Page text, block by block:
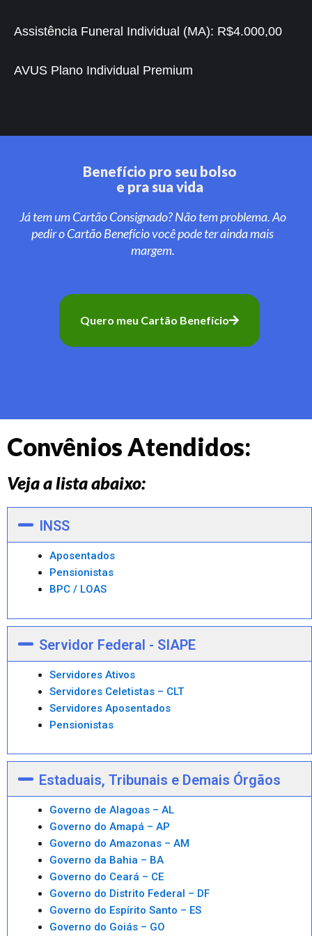
Assistência Funeral Individual (MA): R$4.000,00
AVUS Plano Individual Premium
Benefício pro seu bolso
e pra sua vida
Já tem um Cartão Consignado? Não tem problema. Ao
pedir o Cartão Benefício você pode ter ainda mais
margem.
Quero meu Cartão Benefício
Convênios Atendidos:
Veja a lista abaixo:
INSS
Aposentados
Pensionistas
BPC / LOAS
Servidor Federal - SIAPE
Servidores Ativos
Servidores Celetistas – CLT
Servidores Aposentados
Pensionistas
Estaduais, Tribunais e Demais Órgãos
Governo de Alagoas – AL
Governo do Amapá – AP
Governo do Amazonas – AM
Governo da Bahia – BA
Governo do Ceará – CE
Governo do Distrito Federal – DF
Governo do Espírito Santo – ES
Governo do Goiás – GO